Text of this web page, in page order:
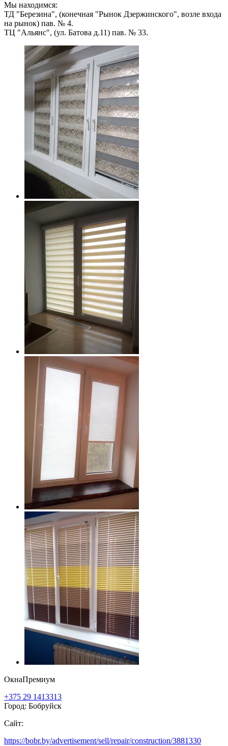
Мы находимся:
ТД "Березина", (конечная "Рынок Дзержинского", возле входа
на рынок) пав. № 4.
ТЦ "Альянс", (ул. Батова д.11) пав. № 33.
ОкнаПремиум
+375 29 1413313
Город: Бобруйск
Сайт:
https://bobr.by/advertisement/sell/repair/construction/3881330